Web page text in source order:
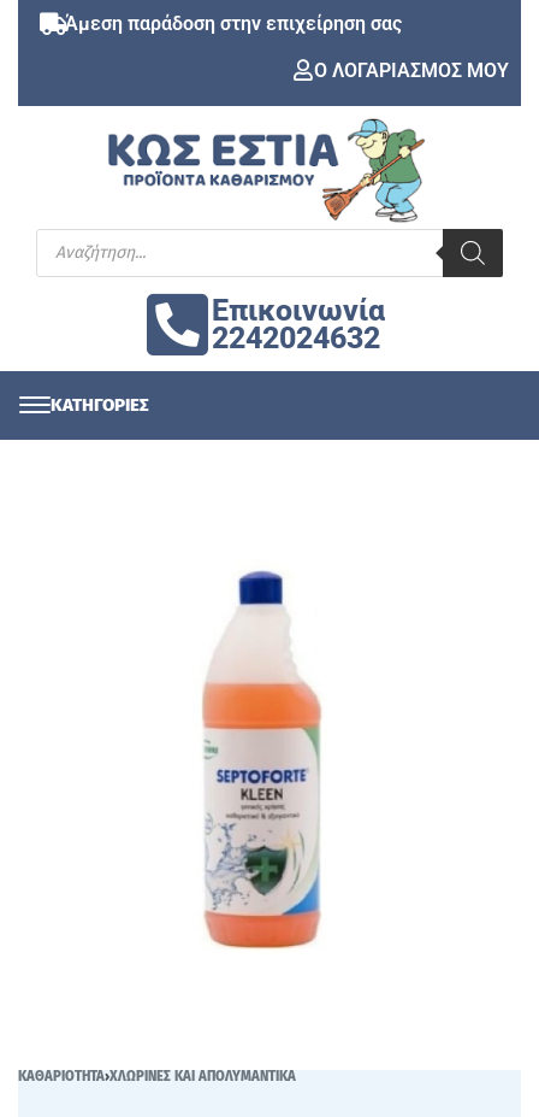
Άμεση παράδοση στην επιχείρηση σας
Ο ΛΟΓΑΡΙΑΣΜΟΣ ΜΟΥ
Επικοινωνία
2242024632
ΚΑΘΑΡΙΟΤΗΤΑ›ΧΛΩΡΙΝΕΣ ΚΑΙ ΑΠΟΛΥΜΑΝΤΙΚΑ